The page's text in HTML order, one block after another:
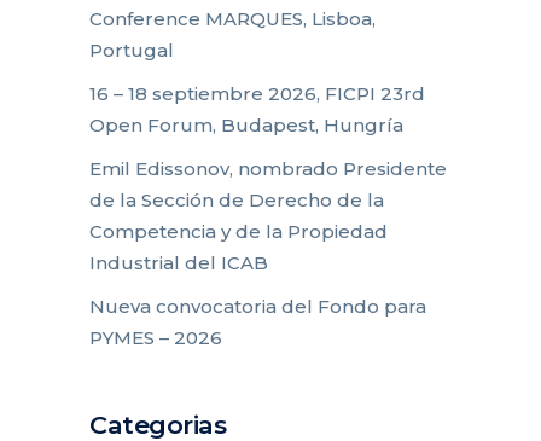
Conference MARQUES, Lisboa,
Portugal
16 – 18 septiembre 2026, FICPI 23rd
Open Forum, Budapest, Hungría
Emil Edissonov, nombrado Presidente
de la Sección de Derecho de la
Competencia y de la Propiedad
Industrial del ICAB
Nueva convocatoria del Fondo para
PYMES – 2026
Categorias